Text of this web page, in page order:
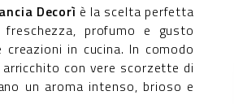
Decorì è la scelta perfetta
profumo e gusto
in cucina. In comodo
con vere scorzette di
un aroma intenso, brioso e